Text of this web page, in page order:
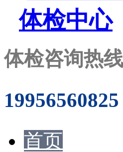
体检咨询热
首页